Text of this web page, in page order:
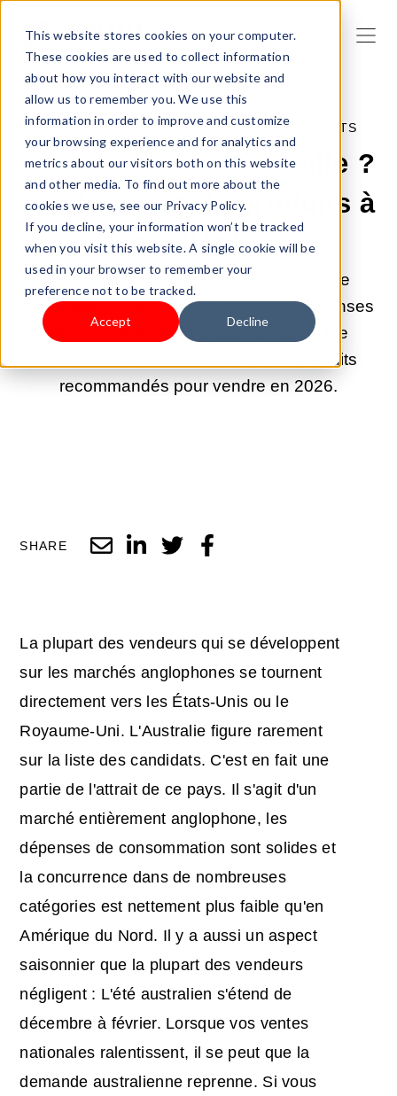
This website stores cookies on your computer.
These cookies are used to collect information
about how you interact with our website and
allow us to remember you. We use this
information in order to improve and customize
your browsing experience and for analytics and
metrics about our visitors both on this website
and other media. To find out more about the
cookies we use, see our Privacy Policy.
If you decline, your information won’t be tracked
when you visit this website. A single cookie will be
used in your browser to remember your
preference not to be tracked.
Accept Decline
10 JUIN 2026 09:00:00 |VENTE DE PRODUITS
Que vendre en Australie ?
5 catégories de produits à
privilégier
L'Australie est un marché du commerce
électronique sous-estimé, avec des dépenses
de consommation élevées et une faible
concurrence. Voici les 5 choix de produits
recommandés pour vendre en 2026.
SHARE
La plupart des vendeurs qui se développent
sur les marchés anglophones se tournent
directement vers les États-Unis ou le
Royaume-Uni. L'Australie figure rarement
sur la liste des candidats. C'est en fait une
partie de l'attrait de ce pays. Il s'agit d'un
marché entièrement anglophone, les
dépenses de consommation sont solides et
la concurrence dans de nombreuses
catégories est nettement plus faible qu'en
Amérique du Nord. Il y a aussi un aspect
saisonnier que la plupart des vendeurs
négligent : L'été australien s'étend de
décembre à février. Lorsque vos ventes
nationales ralentissent, il se peut que la
demande australienne reprenne. Si vous